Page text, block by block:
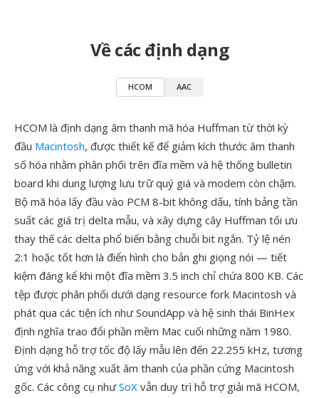
Về các định dạng
HCOM AAC
HCOM là định dạng âm thanh mã hóa Huffman từ thời kỳ
đầu Macintosh, được thiết kế để giảm kích thước âm thanh
số hóa nhằm phân phối trên đĩa mềm và hệ thống bulletin
board khi dung lượng lưu trữ quý giá và modem còn chậm.
Bộ mã hóa lấy đầu vào PCM 8-bit không dấu, tính bảng tần
suất các giá trị delta mẫu, và xây dựng cây Huffman tối ưu
thay thế các delta phổ biến bằng chuỗi bit ngắn. Tỷ lệ nén
2:1 hoặc tốt hơn là điển hình cho bản ghi giọng nói — tiết
kiệm đáng kể khi một đĩa mềm 3.5 inch chỉ chứa 800 KB. Các
tệp được phân phối dưới dạng resource fork Macintosh và
phát qua các tiện ích như SoundApp và hệ sinh thái BinHex
định nghĩa trao đổi phần mềm Mac cuối những năm 1980.
Định dạng hỗ trợ tốc độ lấy mẫu lên đến 22.255 kHz, tương
ứng với khả năng xuất âm thanh của phần cứng Macintosh
gốc. Các công cụ nhưSoX vẫn duy trì hỗ trợ giải mã HCOM,